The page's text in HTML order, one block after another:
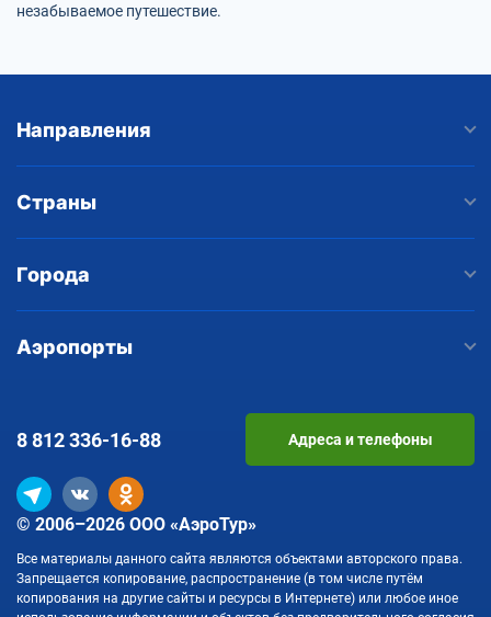
незабываемое путешествие.
Направления
Страны
Города
Аэропорты
© 2006–2026 ООО «АэроТур»
Все материалы данного сайта являются объектами авторского права.
Запрещается копирование, распространение (в том числе путём
копирования на другие сайты и ресурсы в Интернете) или любое иное
8 812336-16-88 Адреса и телефоны